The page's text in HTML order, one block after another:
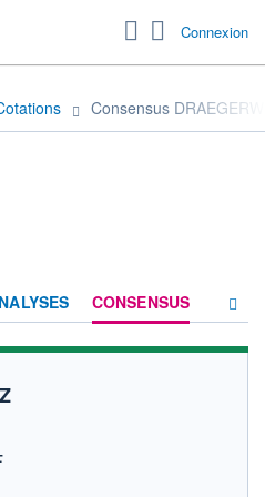
Connexion
Consensus
CONSENSUS